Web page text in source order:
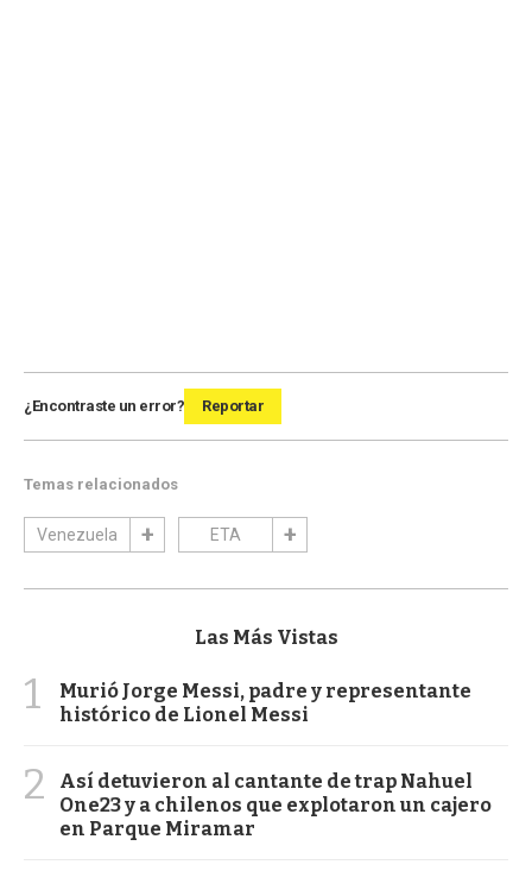
¿Encontraste un error? Reportar
Temas relacionados
Venezuela ETA
Las Más Vistas
1
Murió Jorge Messi, padre y representante
histórico de Lionel Messi
2
Así detuvieron al cantante de trap Nahuel
One23 y a chilenos que explotaron un cajero
en Parque Miramar